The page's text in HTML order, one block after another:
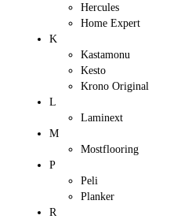
Hercules
Home Expert
K
Kastamonu
Kesto
Krono Original
L
Laminext
M
Mostflooring
P
Peli
Planker
R